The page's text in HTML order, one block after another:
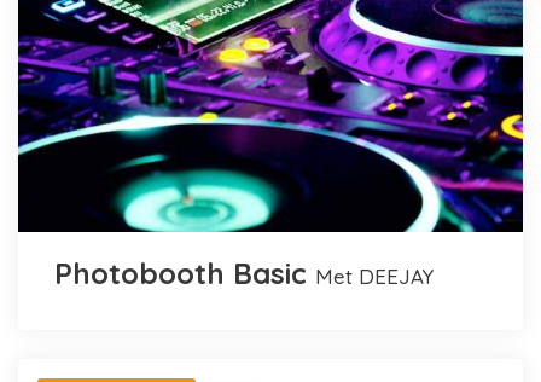
Photobooth Basic met DEEJAY